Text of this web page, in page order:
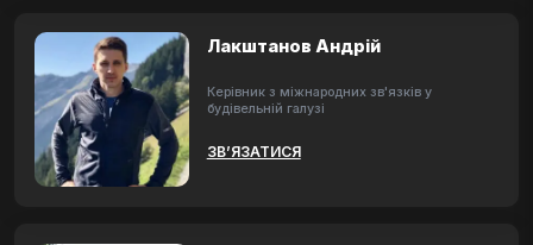
Лакштанов Андрій
Керівник з міжнародних зв'язків у
будівельній галузі
ЗВ’ЯЗАТИСЯ